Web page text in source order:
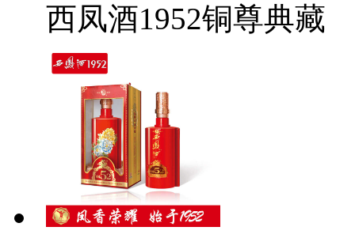
西凤酒1952铜尊典藏